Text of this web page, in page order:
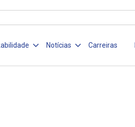
Notícias Carreiras